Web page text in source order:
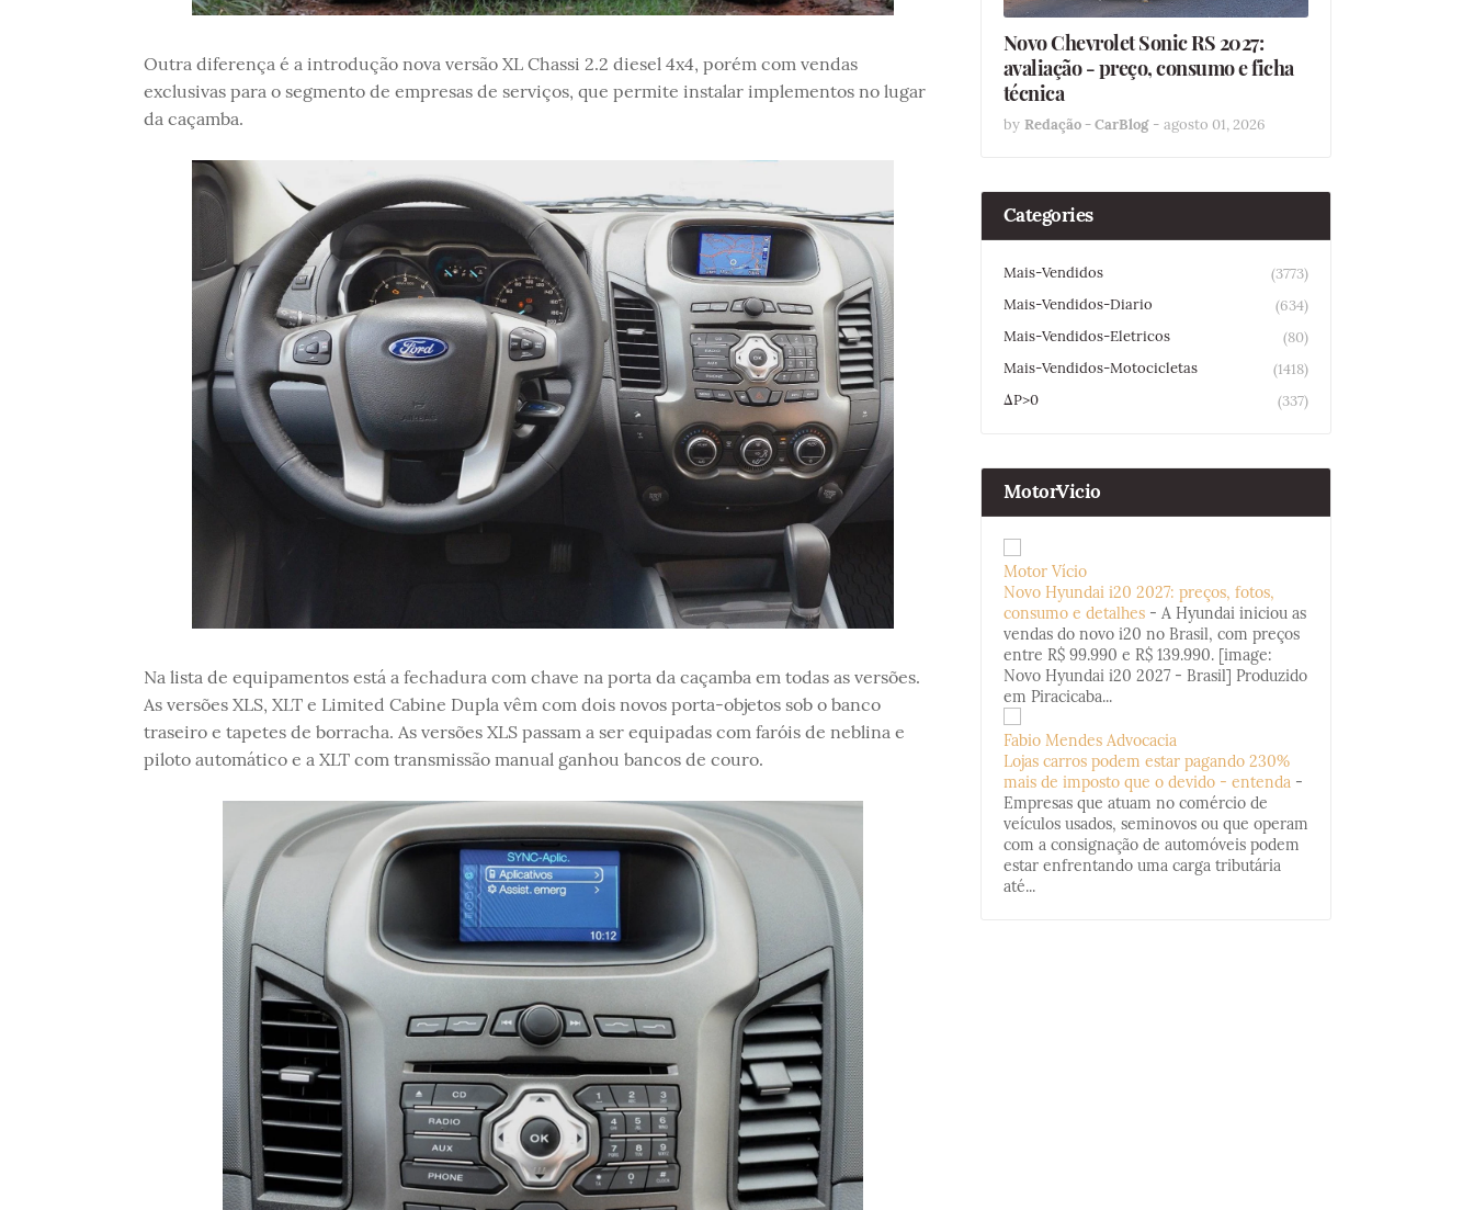
Outra diferença é a introdução nova versão XL Chassi 2.2 diesel 4x4, porém com vendas
exclusivas para o segmento de empresas de serviços, que permite instalar implementos no lugar
da caçamba.
Na lista de equipamentos está a fechadura com chave na porta da caçamba em todas as versões.
As versões XLS, XLT e Limited Cabine Dupla vêm com dois novos porta-objetos sob o banco
traseiro e tapetes de borracha. As versões XLS passam a ser equipadas com faróis de neblina e
piloto automático e a XLT com transmissão manual ganhou bancos de couro.
Novo Chevrolet Sonic RS 2027:
avaliação - preço, consumo e ficha
técnica
by Redação - CarBlog - agosto 01, 2026
Categories
Mais-Vendidos
(3773)
Mais-Vendidos-Diario
(634)
Mais-Vendidos-Eletricos
(80)
Mais-Vendidos-Motocicletas
(1418)
ΔP>0
(337)
MotorVicio
Motor Vício
Novo Hyundai i20 2027: preços, fotos,
consumo e detalhes - A Hyundai iniciou as
vendas do novo i20 no Brasil, com preços
entre R$ 99.990 e R$ 139.990. [image:
Novo Hyundai i20 2027 - Brasil] Produzido
em Piracicaba...
Fabio Mendes Advocacia
Lojas carros podem estar pagando 230%
mais de imposto que o devido - entenda -
Empresas que atuam no comércio de
veículos usados, seminovos ou que operam
com a consignação de automóveis podem
estar enfrentando uma carga tributária
até...